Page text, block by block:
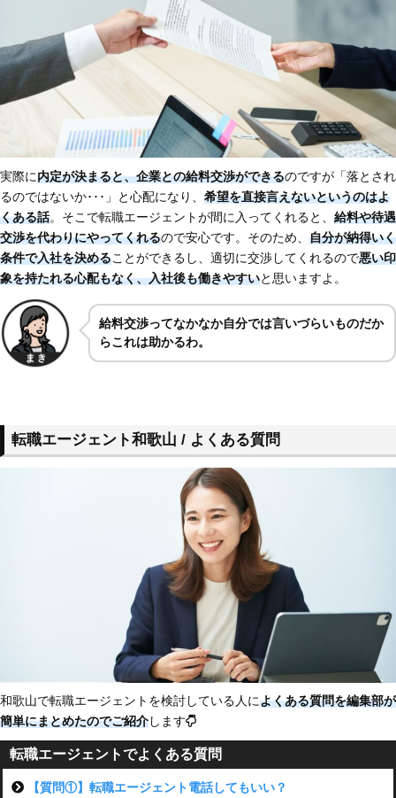
実際に内定が決まると、企業との給料交渉ができるのですが「落とされ
るのではないか･･･」と心配になり、 希望を直接言えないというのはよ
くある話。そこで転職エージェントが間に入ってくれると、 給料や待遇
交渉を代わりにやってくれるので安心です。そのため、 自分が納得いく
条件で入社を決めることができるし、適切に交渉してくれるので悪い印
象を持たれる心配もなく、入社後も働きやすいと思いますよ。
給料交渉ってなかなか自分では言いづらいものだか
らこれは助かるわ。
転職エージェント和歌山 / よくある質問
和歌山で転職エージェントを検討している人によくある質問を編集部が
簡単にまとめたのでご紹介します
転職エージェントでよくある質問
【質問①】転職エージェント電話してもいい？